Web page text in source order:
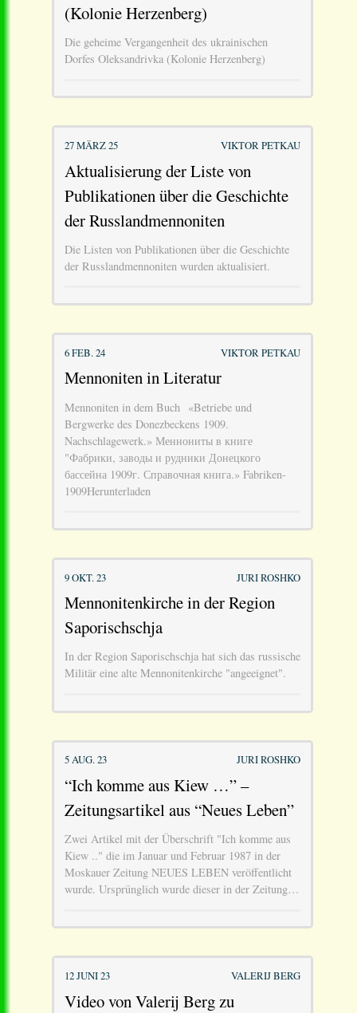
(Kolonie Herzenberg)
Die geheime Vergangenheit des ukrainischen
Dorfes Oleksandrivka (Kolonie Herzenberg)
27 MÄRZ 25 VIKTOR PETKAU
Aktualisierung der Liste von
Publikationen über die Geschichte
der Russlandmennoniten
Die Listen von Publikationen über die Geschichte
der Russlandmennoniten wurden aktualisiert.
6 FEB. 24 VIKTOR PETKAU
Mennoniten in Literatur
Mennoniten in dem Buch «Betriebe und
Bergwerke des Donezbeckens 1909.
Nachschlagewerk.» Меннониты в книге
"Фабрики, заводы и рудники Донецкого
бассейна 1909г. Справочная книга.» Fabriken-
1909Herunterladen
9 OKT. 23 JURI ROSHKO
Mennonitenkirche in der Region
Saporischschja
In der Region Saporischschja hat sich das russische
Militär eine alte Mennonitenkirche "angeeignet".
5 AUG. 23 JURI ROSHKO
“Ich komme aus Kiew …” –
Zeitungsartikel aus “Neues Leben”
Zwei Artikel mit der Überschrift "Ich komme aus
Kiew .." die im Januar und Februar 1987 in der
Moskauer Zeitung NEUES LEBEN veröffentlicht
wurde. Ursprünglich wurde dieser in der Zeitung…
12 JUNI 23 VALERIJ BERG
Video von Valerij Berg zu